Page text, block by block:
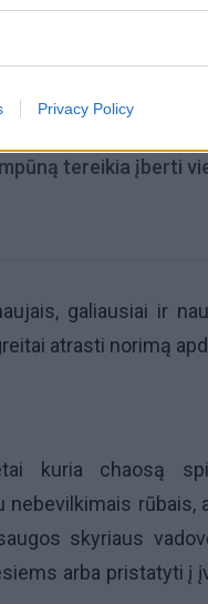
Privacy Policy
katastrofišką karo
tereikia įberti
galiausiai ir
atrasti norimą
kuria chaosą
nebevilkimais rūbais,
skyriaus
arba pristatyti į